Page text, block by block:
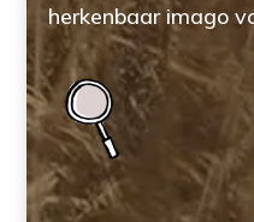
herkenbaar imago